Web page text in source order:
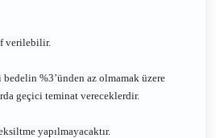
verilebilir.
%3’ünden az olmamak üzere
geçici teminat vereceklerdir.
yapılmayacaktır.